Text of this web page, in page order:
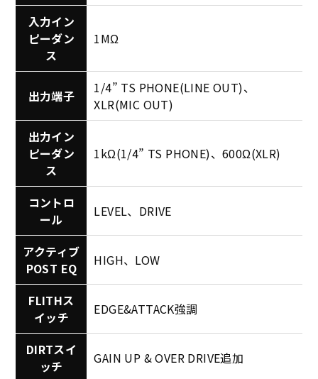
入力イン
ピーダン
ス
1MΩ
出力端子
1/4” TS PHONE(LINE OUT)、
XLR(MIC OUT)
出力イン
ピーダン
ス
1kΩ(1/4” TS PHONE)、600Ω(XLR)
コントロ
ール
LEVEL、DRIVE
アクティブ
POST EQ
HIGH、LOW
FLITHス
イッチ
EDGE&ATTACK強調
DIRTスイ
ッチ
GAIN UP & OVER DRIVE追加